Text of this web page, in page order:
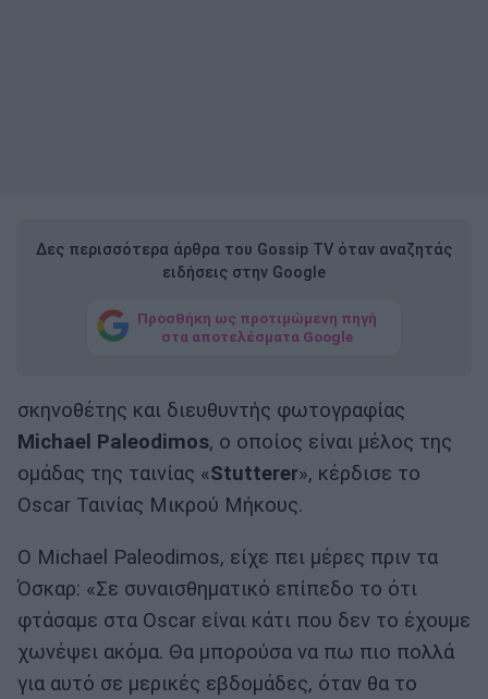
Δες περισσότερα άρθρα του Gossip TV όταν αναζητάς
ειδήσεις στην Google
Προσθήκη ως προτιμώμενη πηγή
στα αποτελέσματα Google
σκηνοθέτης και διευθυντής φωτογραφίας
Michael Paleodimos, ο οποίος είναι μέλος της
ομάδας της ταινίας «Stutterer», κέρδισε το
Oscar Ταινίας Μικρού Μήκους.
Ο Michael Paleodimos, είχε πει μέρες πριν τα
Όσκαρ: «Σε συναισθηματικό επίπεδο το ότι
φτάσαμε στα Οscar είναι κάτι που δεν το έχουμε
χωνέψει ακόμα. Θα μπορούσα να πω πιο πολλά
για αυτό σε μερικές εβδομάδες, όταν θα το